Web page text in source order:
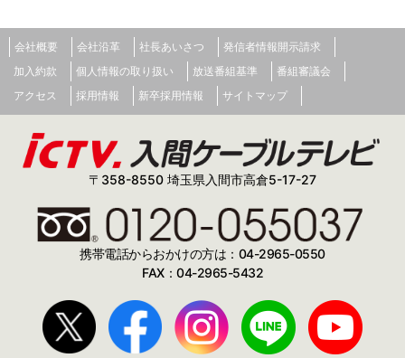
会社概要 会社沿革 社長あいさつ
発信者情報開示請求
加入約款
個人情報の取り扱い 放送番組基準
番組審議会
アクセス
採用情報 新卒採用情報 サイトマップ
〒358-8550 埼玉県入間市高倉5-17-27
携帯電話からおかけの方は：04-2965-0550
FAX：04-2965-5432